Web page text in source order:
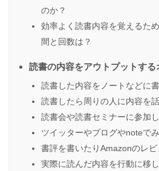
のか？
効率よく読書内容を覚えるた
間と回数は？
読書の内容をアウトプットす
読書した内容をノートなどに書
読書したら周りの人に内容を
読書会や読書セミナーに参加
ツイッターやブログやnoteで
書評を書いたりAmazonのレビ
実際に読んだ内容を行動に移